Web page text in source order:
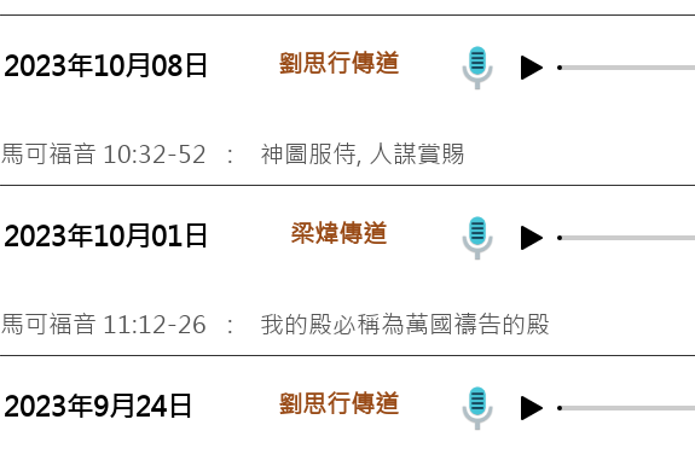
2023年10月08日 劉思行傳道
馬可福音 10:32-52 : 神圖服侍, 人謀賞賜
2023年10月01日 梁煒傳道
馬可福音 11:12-26 : 我的殿必稱為萬國禱告的殿
2023年9月24日 劉思行傳道